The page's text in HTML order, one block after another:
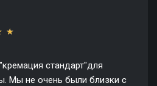
★
★
стандарт"для
Мы не очень были близки с